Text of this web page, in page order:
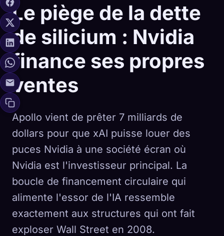
Le piège de la dette
de silicium : Nvidia
finance ses propres
ventes
Apollo vient de prêter 7 milliards de
dollars pour que xAI puisse louer des
puces Nvidia à une société écran où
Nvidia est l'investisseur principal. La
boucle de financement circulaire qui
alimente l'essor de l'IA ressemble
exactement aux structures qui ont fait
exploser Wall Street en 2008.